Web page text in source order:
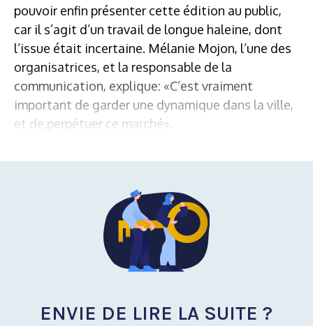
pouvoir enfin présenter cette édition au public,
car il s’agit d’un travail de longue haleine, dont
l’issue était incertaine. Mélanie Mojon, l’une des
organisatrices, et la responsable de la
communication, explique: «C’est vraiment
important de garder une dynamique dans la ville,
et de perpétuer ce marché».
ENVIE DE LIRE LA SUITE ?